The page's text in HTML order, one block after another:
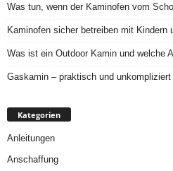
Was tun, wenn der Kaminofen vom
Kaminofen sicher betreiben mit Kindern
Was ist ein Outdoor Kamin und welche
Gaskamin – praktisch und unkompliziert
Kategorien
Anleitungen
Anschaffung